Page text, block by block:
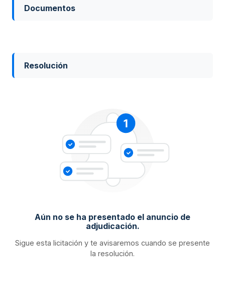
Documentos
Resolución
Aún no se ha presentado el anuncio de
adjudicación.
Sigue esta licitación y te avisaremos cuando se presente
la resolución.